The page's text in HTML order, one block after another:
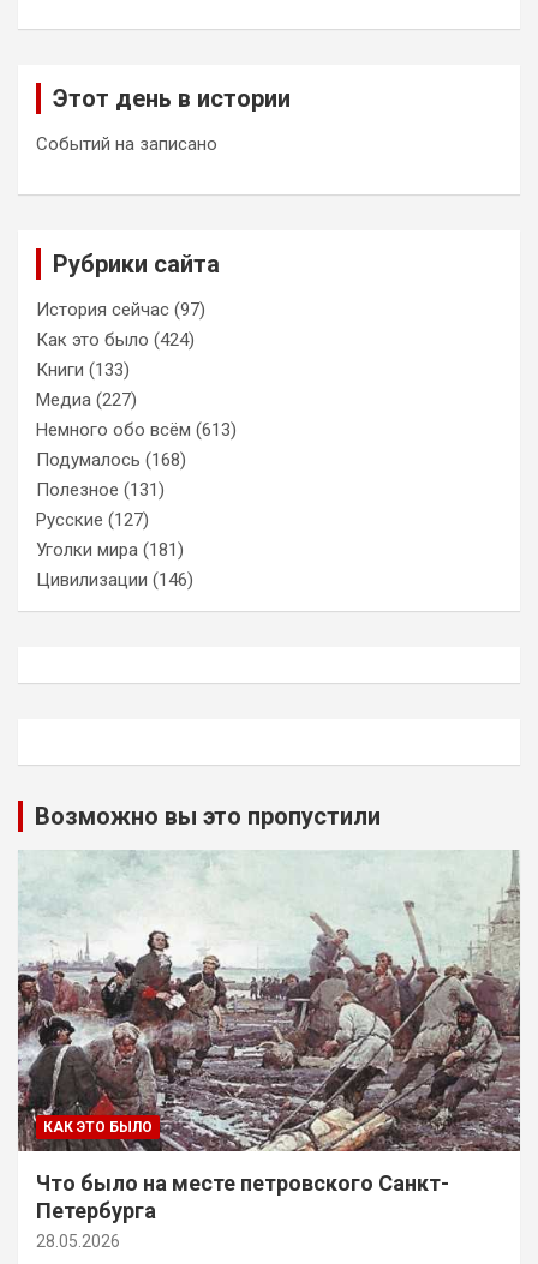
Этот день в истории
Событий на записано
Рубрики сайта
История сейчас (97)
Как это было (424)
Книги (133)
Медиа (227)
Немного обо всём (613)
Подумалось (168)
Полезное (131)
Русские (127)
Уголки мира (181)
Цивилизации (146)
Возможно вы это пропустили
КАК ЭТО БЫЛО
Что было на месте петровского Санкт-
Петербурга
28.05.2026